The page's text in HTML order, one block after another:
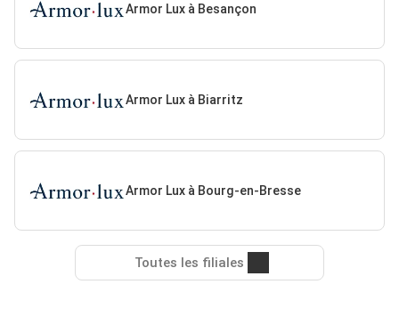
Armor Lux à Besançon
Armor Lux à Biarritz
Armor Lux à Bourg-en-Bresse
Toutes les filiales